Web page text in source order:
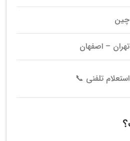
چین
تهران – اصفهان
استعلام تلفنی 📞